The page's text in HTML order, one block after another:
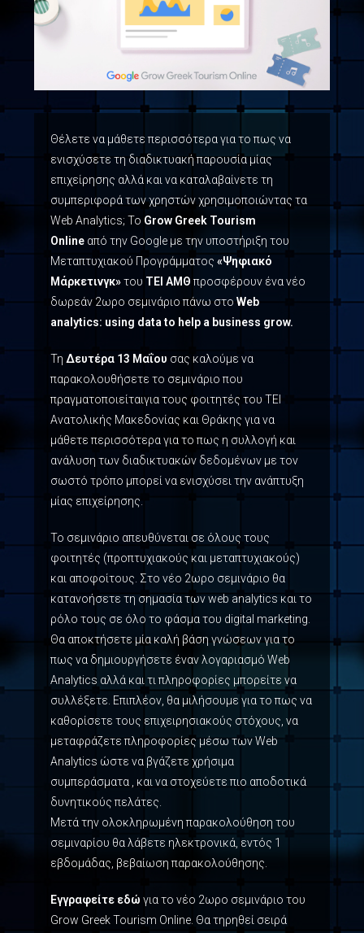
Θέλετε να μάθετε περισσότερα για το πως να
ενισχύσετε τη διαδικτυακή παρουσία μίας
επιχείρησης αλλά και να καταλαβαίνετε τη
συμπεριφορά των χρηστών χρησιμοποιώντας τα
Web Analytics; Το Grow Greek Tourism
Online από την Google με την υποστήριξη του
Μεταπτυχιακού Προγράμματος«Ψηφιακό
Μάρκετινγκ»του ΤΕΙ ΑΜΘπροσφέρουν ένα νέο
δωρεάν 2ωρο σεμινάριο πάνω στοWeb
analytics: using data to help a business grow.
ΤηΔευτέρα 13 Μαΐου σας καλούμε να
παρακολουθήσετε το σεμινάριο που
πραγματοποιείταιγια τους φοιτητές του ΤΕΙ
Ανατολικής Μακεδονίας και Θράκης για να
μάθετε περισσότερα για το πως η συλλογή και
ανάλυση των διαδικτυακών δεδομένων με τον
σωστό τρόπο μπορεί να ενισχύσει την ανάπτυξη
μίας επιχείρησης.
Το σεμινάριο απευθύνεται σε όλους τους
φοιτητές (προπτυχιακούς και μεταπτυχιακούς)
και αποφοίτους. Στο νέο 2ωρο σεμινάριο θα
κατανοήσετε τη σημασία των web analytics και το
ρόλο τους σε όλο το φάσμα του digital marketing.
Θα αποκτήσετε μία καλή βάση γνώσεων για το
πως να δημιουργήσετε έναν λογαριασμό Web
Analytics αλλά και τι πληροφορίες μπορείτε να
συλλέξετε. Επιπλέον, θα μιλήσουμε για το πως να
καθορίσετε τους επιχειρησιακούς στόχους, να
μεταφράζετε πληροφορίες μέσω των Web
Analytics ώστε να βγάζετε χρήσιμα
συμπεράσματα , και να στοχεύετε πιο αποδοτικά
δυνητικούς πελάτες.
Μετά την ολοκληρωμένη παρακολούθηση του
σεμιναρίου θα λάβετε ηλεκτρονικά, εντός 1
εβδομάδας, βεβαίωση παρακολούθησης.
Εγγραφείτε εδώ για το νέο 2ωρο σεμινάριο του
Grow Greek Tourism Online. Θα τηρηθεί σειρά